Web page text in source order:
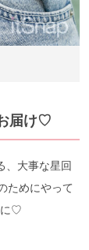
届け♡
、大事な星回
ためにやって
に♡